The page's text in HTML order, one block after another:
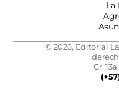
La
© 2026, Editorial
Cr.